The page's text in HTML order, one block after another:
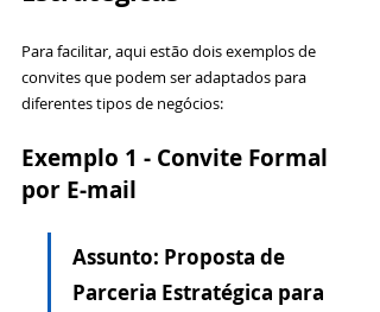
Para facilitar, aqui estão dois exemplos de
convites que podem ser adaptados para
diferentes tipos de negócios:
Exemplo 1 - Convite Formal
por E-mail
Assunto: Proposta de
Parceria Estratégica para